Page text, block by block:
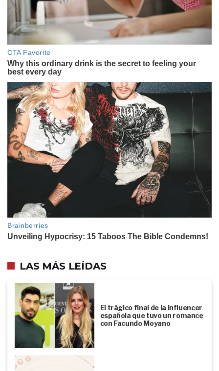
LAS MÁS LEÍDAS
El trágico final de la influencer
española que tuvo un romance
con Facundo Moyano